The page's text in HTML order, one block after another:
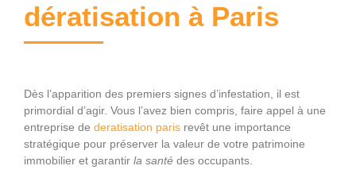
dératisation à Paris
Dès l’apparition des premiers signes d’infestation, il est
primordial d’agir. Vous l’avez bien compris, faire appel à une
entreprise de deratisation paris revêt une importance
stratégique pour préserver la valeur de votre patrimoine
immobilier et garantir la santé des occupants.